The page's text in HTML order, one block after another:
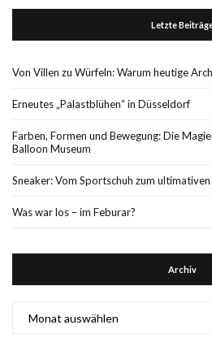
Letzte
Von Villen zu Würfeln: Warum heutige
Erneutes „Palastblühen“ in Düsseldorf
Farben, Formen und Bewegung: Die
Balloon Museum
Sneaker: Vom Sportschuh zum
Was war los – im Feburar?
Archiv